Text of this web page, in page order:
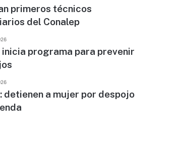
primeros técnicos
del Conalep
inicia programa para prevenir
detienen a mujer por despojo